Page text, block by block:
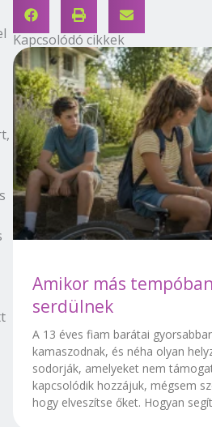
Kapcsolódó cikkek
Amikor más tempóban
serdülnek
A 13 éves fiam barátai
kamaszodnak, és néha olyan
sodorják, amelyeket nem
kapcsolódik hozzájuk, mégsem
hogy elveszítse őket. Hogyan